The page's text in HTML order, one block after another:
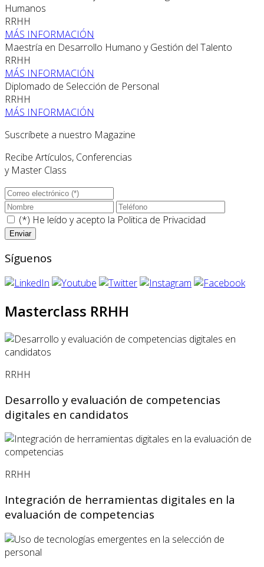
Humanos
RRHH
MÁS INFORMACIÓN
Maestría en Desarrollo Humano y Gestión del Talento
RRHH
MÁS INFORMACIÓN
Diplomado de Selección de Personal
RRHH
MÁS INFORMACIÓN
Suscríbete a nuestro Magazine
Recibe Artículos, Conferencias
y Master Class
(*) He leído y acepto la Politica de Privacidad
Síguenos
Masterclass RRHH
RRHH
Desarrollo y evaluación de competencias
digitales en candidatos
RRHH
Integración de herramientas digitales en la
evaluación de competencias